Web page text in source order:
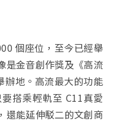
個座位，至今已經舉
是金音創作獎及《高流
辦地。高流最大的功能
搭乘輕軌至 C11真愛
還能延伸駁二的文創商